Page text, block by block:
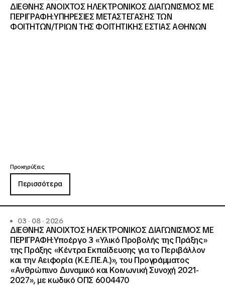
ΔΙΕΘΝΗΣ ΑΝΟΙΧΤΟΣ ΗΛΕΚΤΡΟΝΙΚΟΣ ΔΙΑΓΩΝΙΣΜΟΣ ΜΕ
ΠΕΡΙΓΡΑΦΗ:ΥΠΗΡΕΣΙΕΣ METAΣΤΕΓΑΣΗΣ ΤΩΝ
ΦΟΙΤΗΤΩΝ/ΤΡΙΩΝ ΤΗΣ ΦΟΙΤΗΤΙΚΗΣ ΕΣΤΙΑΣ ΑΘΗΝΩΝ
Προκηρύξεις
Περισσότερα
03 · 08 · 2026
ΔΙΕΘΝΗΣ ΑΝΟΙΧΤΟΣ ΗΛΕΚΤΡΟΝΙΚΟΣ ΔΙΑΓΩΝΙΣΜΟΣ ΜΕ
ΠΕΡΙΓΡΑΦΗ:Υποέργο 3 «Υλικό Προβολής της Πράξης»
της Πράξης «Κέντρα Εκπαίδευσης για το Περιβάλλον
και την Αειφορία (Κ.Ε.ΠΕ.Α.)», του Προγράμματος
«Ανθρώπινο Δυναμικό και Κοινωνική Συνοχή 2021-
2027», με κωδικό ΟΠΣ 6004470